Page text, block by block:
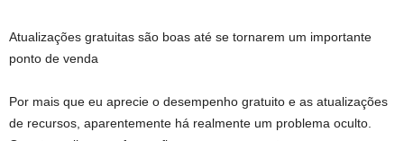
Atualizações gratuitas são boas até se tornarem um importante
ponto de venda
Por mais que eu aprecie o desempenho gratuito e as atualizações
de recursos, aparentemente há realmente um problema oculto.